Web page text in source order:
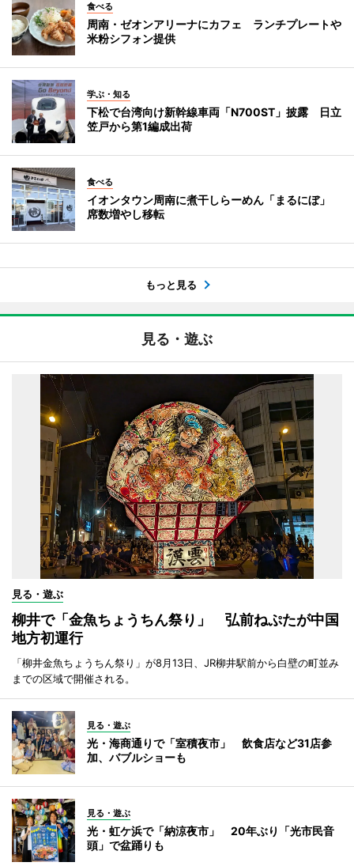
食べる
周南・ゼオンアリーナにカフェ ランチプレートや
米粉シフォン提供
学ぶ・知る
下松で台湾向け新幹線車両「N700ST」披露 日立
笠戸から第1編成出荷
食べる
イオンタウン周南に煮干しらーめん「まるにぼ」
席数増やし移転
もっと見る
見る・遊ぶ
見る・遊ぶ
柳井で「金魚ちょうちん祭り」 弘前ねぷたが中国
地方初運行
「柳井金魚ちょうちん祭り」が8月13日、JR柳井駅前から白壁の町並み
までの区域で開催される。
見る・遊ぶ
光・海商通りで「室積夜市」 飲食店など31店参
加、バブルショーも
見る・遊ぶ
光・虹ケ浜で「納涼夜市」 20年ぶり「光市民音
頭」で盆踊りも